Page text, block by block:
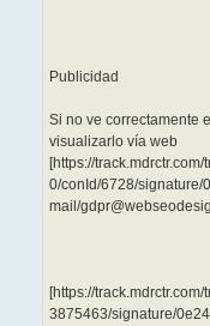
Publicidad
Si no ve correctamente
visualizarlo vía web
[https://
0/conId/6728/
mail/
[https://
3875463/signature/